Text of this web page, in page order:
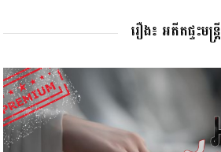
រឿង៖ អតីតផ្ទះមន្រ្តី